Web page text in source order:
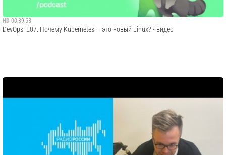
HD 00:39:53
DevOps: E07. Почему Kubernetes — это новый Linux? - видео